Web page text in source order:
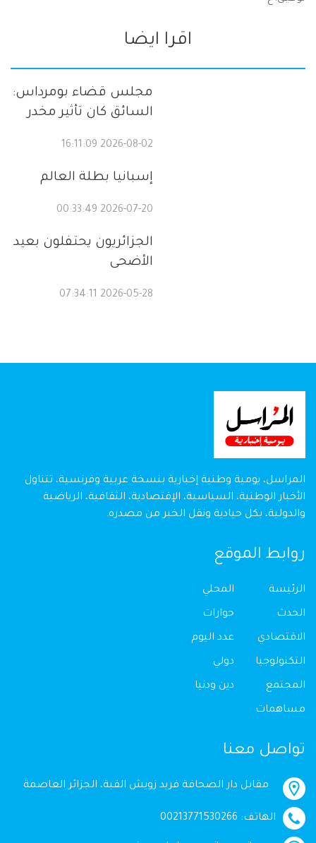
اقرا ايضا
مجلس قضاء بومرداس:
السائق كان تأثير مخدر
2026-08-02 16:11:09
إسبانيا بطلة العالم
2026-07-20 00:33:49
الجزائريون يحتفلون بعيد
الأضحى
2026-05-28 07:34:11
المراسل، يومية وطنية إخبارية بنسخة عربية وفرنسية، تتناول
الأخبار الوطنية، السياسية، الإقتصادية، الثقافية، الرياضية
والدولية، بكل حيادية ونقل الخبر من مصدره.
روابط الموقع
الرئيسة
الحدث
الاقتصادي
التكنولوجيا
المجتمع
مساهمات
المحلي
حوارات
عدد اليوم
دولي
دين ودنيا
تواصل معنا
مقابل دار الصحافة فريد زويش القبة، الجزائر العاصمة
الهاتف: 00213771530266